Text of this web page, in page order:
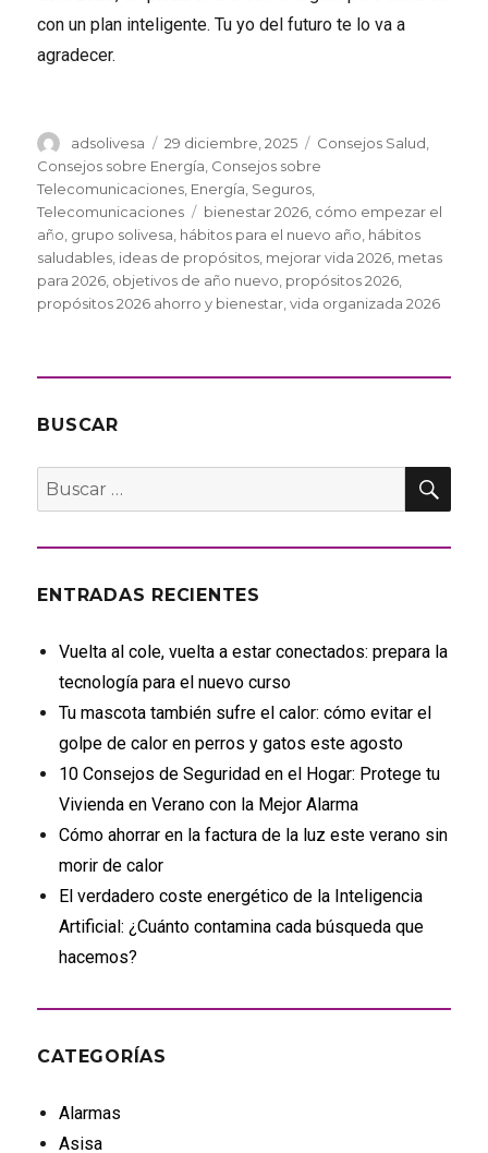
con un plan inteligente. Tu yo del futuro te lo va a
agradecer.
Autor
adsolivesa
Publicado
el
29 diciembre, 2025 Categorías
Consejos Salud
Consejos sobre Energía Consejos sobre
Telecomunicaciones Energía Seguros
Telecomunicaciones
Etiquetas
bienestar 2026 cómo empezar el
año grupo solivesa hábitos para el nuevo año hábitos
saludables ideas de propósitos mejorar vida 2026 metas
para 2026 objetivos de año nuevo propósitos 2026
propósitos 2026 ahorro y bienestar ,vida organizada 2026
BUSCAR
Buscar
por:
ENTRADAS RECIENTES
Vuelta al cole, vuelta a estar conectados: prepara la
tecnología para el nuevo curso
Tu mascota también sufre el calor: cómo evitar el
golpe de calor en perros y gatos este agosto
10 Consejos de Seguridad en el Hogar: Protege tu
Vivienda en Verano con la Mejor Alarma
Cómo ahorrar en la factura de la luz este verano sin
morir de calor
El verdadero coste energético de la Inteligencia
Artificial: ¿Cuánto contamina cada búsqueda que
hacemos?
CATEGORÍAS
Alarmas
Asisa